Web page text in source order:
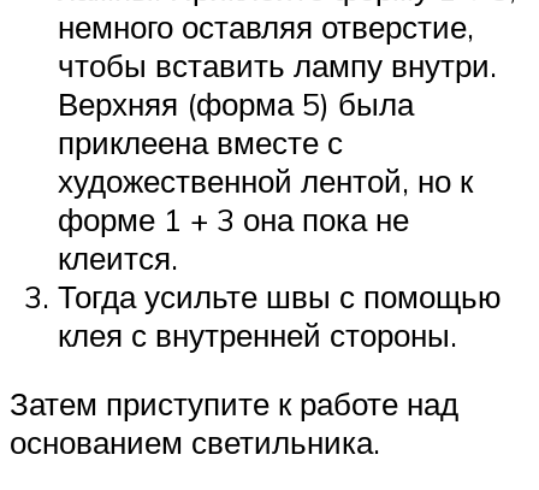
немного оставляя отверстие,
чтобы вставить лампу внутри.
Верхняя (форма 5) была
приклеена вместе с
художественной лентой, но к
форме 1 + 3 она пока не
клеится.
Тогда усильте швы с помощью
клея с внутренней стороны.
Затем приступите к работе над
основанием светильника.